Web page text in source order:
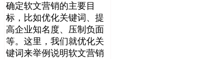
确定软文营销的主要目
标，比如优化关键词、提
高企业知名度、压制负面
等。这里，我们就优化关
键词来举例说明软文营销